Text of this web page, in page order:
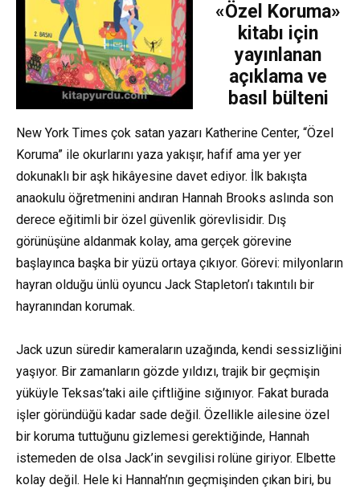
«Özel Koruma»
kitabı için
yayınlanan
açıklama ve
basıl bülteni
New York Times çok satan yazarı Katherine Center, “Özel
Koruma” ile okurlarını yaza yakışır, hafif ama yer yer
dokunaklı bir aşk hikâyesine davet ediyor. İlk bakışta
anaokulu öğretmenini andıran Hannah Brooks aslında son
derece eğitimli bir özel güvenlik görevlisidir. Dış
görünüşüne aldanmak kolay, ama gerçek görevine
başlayınca başka bir yüzü ortaya çıkıyor. Görevi: milyonların
hayran olduğu ünlü oyuncu Jack Stapleton’ı takıntılı bir
hayranından korumak.
Jack uzun süredir kameraların uzağında, kendi sessizliğini
yaşıyor. Bir zamanların gözde yıldızı, trajik bir geçmişin
yüküyle Teksas’taki aile çiftliğine sığınıyor. Fakat burada
işler göründüğü kadar sade değil. Özellikle ailesine özel
bir koruma tuttuğunu gizlemesi gerektiğinde, Hannah
istemeden de olsa Jack’in sevgilisi rolüne giriyor. Elbette
kolay değil. Hele ki Hannah’nın geçmişinden çıkan biri, bu